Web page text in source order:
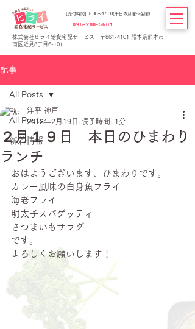
[受付時間] 8:00～17:00(平日の月曜～金曜)
096-288-5681
株式会社ヒライ給食宅配サービス 〒861-4101 熊本県熊本市
南区近見8丁目6-101
記事
All Posts
新着情報
All Posts
２月１９日 本日のひまわり
ランチ
洋平 神戸
2018年2月19日 読了時間: 1分
おはようございます、ひまわりです。
カレー風味の白身魚フライ
海老フライ
明太子スパゲッティ
さつまいもサラダ
です。
よろしくお願いします！